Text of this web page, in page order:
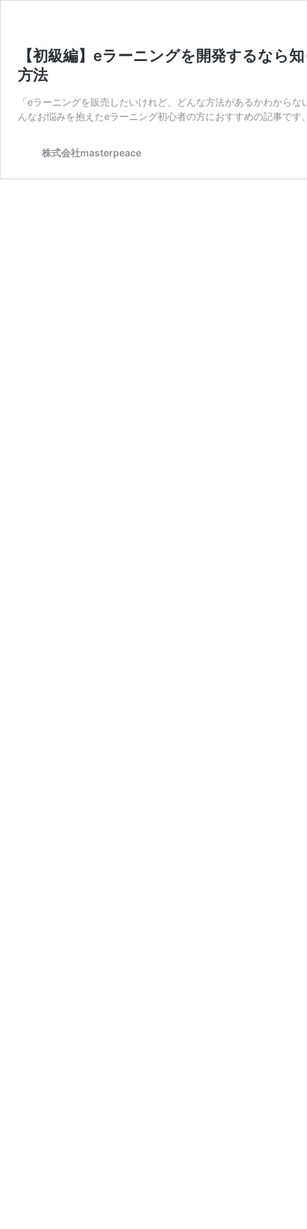
【初級編】eラーニングを開発するなら
方法
「eラーニングを販売したいけれど、どんな方法があるかわから
んなお悩みを抱えたeラーニング初心者の方におすすめの記事で
株式会社masterpeace